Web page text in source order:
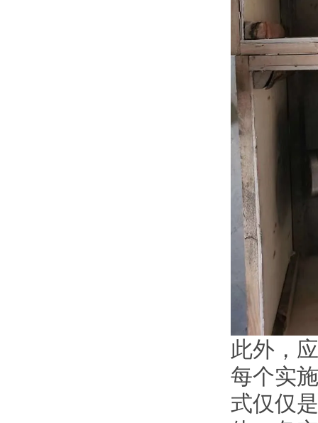
此外，
每个实
式仅仅